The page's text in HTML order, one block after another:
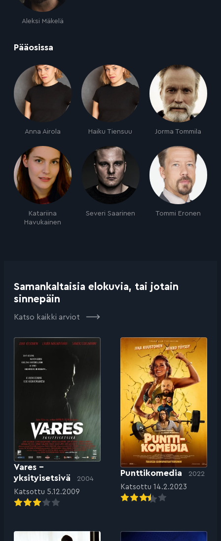
Aleksi Mäkelä
Pääosissa
Anna Airola Haiku Tiensuu Jorma Tommila
Katariina
Havukainen
Severi Saarinen Tommi Eronen
Samankaltaisia elokuvia, tai jotain
sinnepäin
Katso kaikki arviot
Vares –
yksityisetsivä
2004
Katsottu 5.12.2009
Punttikomedia 2022
Katsottu 14.2.2023